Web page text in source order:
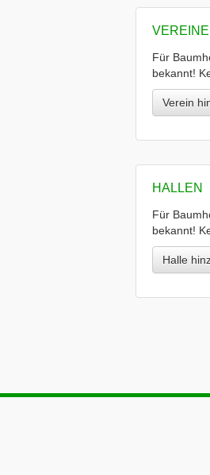
VEREINE
Für
bekannt!
Verein
HALLEN
Für
bekannt!
Halle